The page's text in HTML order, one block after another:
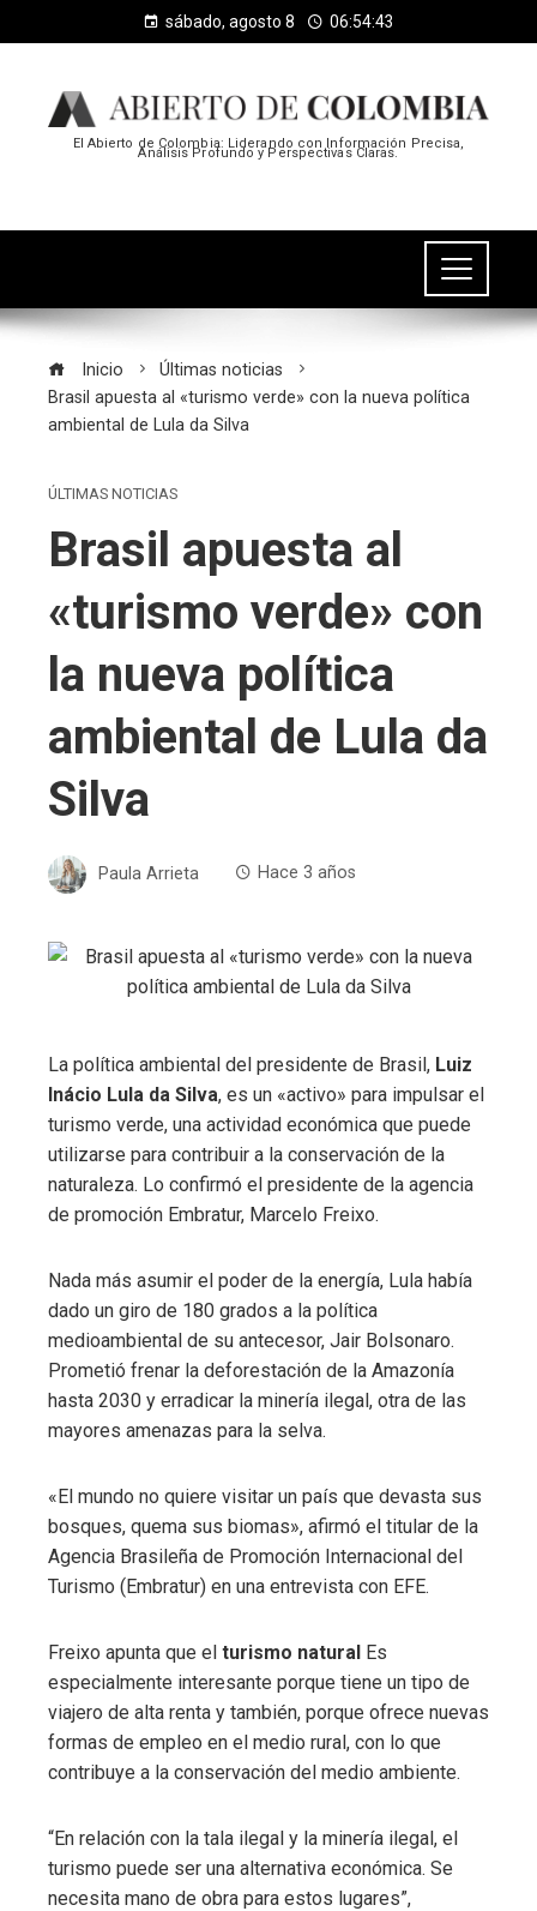
sábado, agosto 8 06:54:44
El Abierto de Colombia: Liderando con Información Precisa,
Análisis Profundo y Perspectivas Claras.
Inicio
Últimas noticias
Brasil apuesta al «turismo verde» con la nueva política
ambiental de Lula da Silva
ÚLTIMAS NOTICIAS
Brasil apuesta al
«turismo verde» con
la nueva política
ambiental de Lula da
Silva
Paula Arrieta Hace 3 años
La política ambiental del presidente de Brasil, Luiz
Inácio Lula da Silva, es un «activo» para impulsar el
turismo verde, una actividad económica que puede
utilizarse para contribuir a la conservación de la
naturaleza. Lo confirmó el presidente de la agencia
de promoción Embratur, Marcelo Freixo.
Nada más asumir el poder de la energía, Lula había
dado un giro de 180 grados a la política
medioambiental de su antecesor, Jair Bolsonaro.
Prometió frenar la deforestación de la Amazonía
hasta 2030 y erradicar la minería ilegal, otra de las
mayores amenazas para la selva.
«El mundo no quiere visitar un país que devasta sus
bosques, quema sus biomas», afirmó el titular de la
Agencia Brasileña de Promoción Internacional del
Turismo (Embratur) en una entrevista con EFE.
Freixo apunta que el turismo natural Es
especialmente interesante porque tiene un tipo de
viajero de alta renta y también, porque ofrece nuevas
formas de empleo en el medio rural, con lo que
contribuye a la conservación del medio ambiente.
“En relación con la tala ilegal y la minería ilegal, el
turismo puede ser una alternativa económica. Se
necesita mano de obra para estos lugares”,